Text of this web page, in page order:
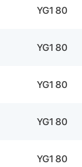
YG1 80
YG1 80
YG1 80
YG1 80
YG1 80